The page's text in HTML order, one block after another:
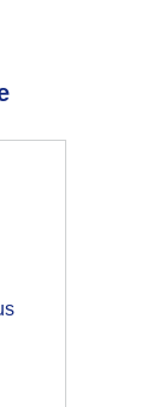
Zoeken in
De